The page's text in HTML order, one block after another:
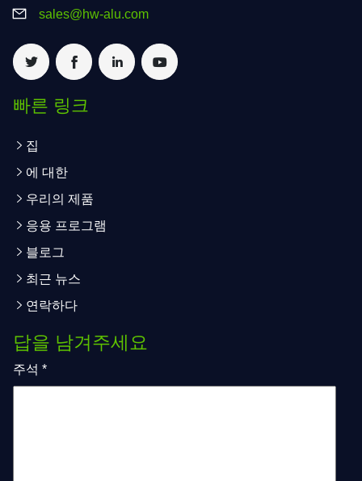
sales@hw-alu.com
빠른 링크
집
에 대한
우리의 제품
응용 프로그램
블로그
최근 뉴스
연락하다
답을 남겨주세요
주석 *